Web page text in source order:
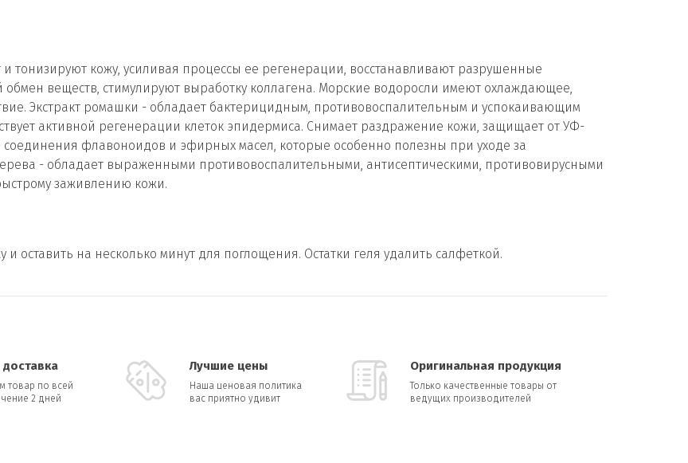
тонизируют кожу, усиливая процессы ее регенерации, восстанавливают разрушенные
веществ, стимулируют выработку коллагена. Морские водоросли имеют охлаждающее,
Экстракт ромашки - обладает бактерицидным, противовоспалительным и успокаивающим
активной регенерации клеток эпидермиса. Снимает раздражение кожи, защищает от УФ-
соединения флавоноидов и эфирных масел, которые особенно полезны при уходе за
- обладает выраженными противовоспалительными, антисептическими, противовирусными
заживлению кожи.
на несколько минут для поглощения. Остатки геля удалить салфеткой.
товар по всей
2 дней
Лучшие цены
Наша ценовая политика
вас приятно удивит
Оригинальная продукция
Только качественные товары от
ведущих производителей